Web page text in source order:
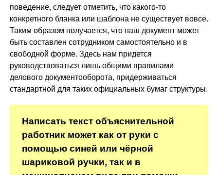
поведение, следует отметить, что какого-то
конкретного бланка или шаблона не существует вовсе.
Таким образом получается, что наш документ может
быть составлен сотрудником самостоятельно и в
свободной форме. Здесь нам придется
руководствоваться лишь общими правилами
делового документооборота, придерживаться
стандартной для таких официальных бумаг структуры.
Написать текст объяснительной
работник может как от руки с
помощью синей или чёрной
шариковой ручки, так и в